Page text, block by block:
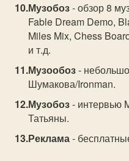
Музобоз- обзор 8
Fable Dream Demo,
Miles Mix, Chess
и т.д.
Музообоз-
Шумакова/Ironman.
Музобоз- интервью
Татьяны.
Реклама-